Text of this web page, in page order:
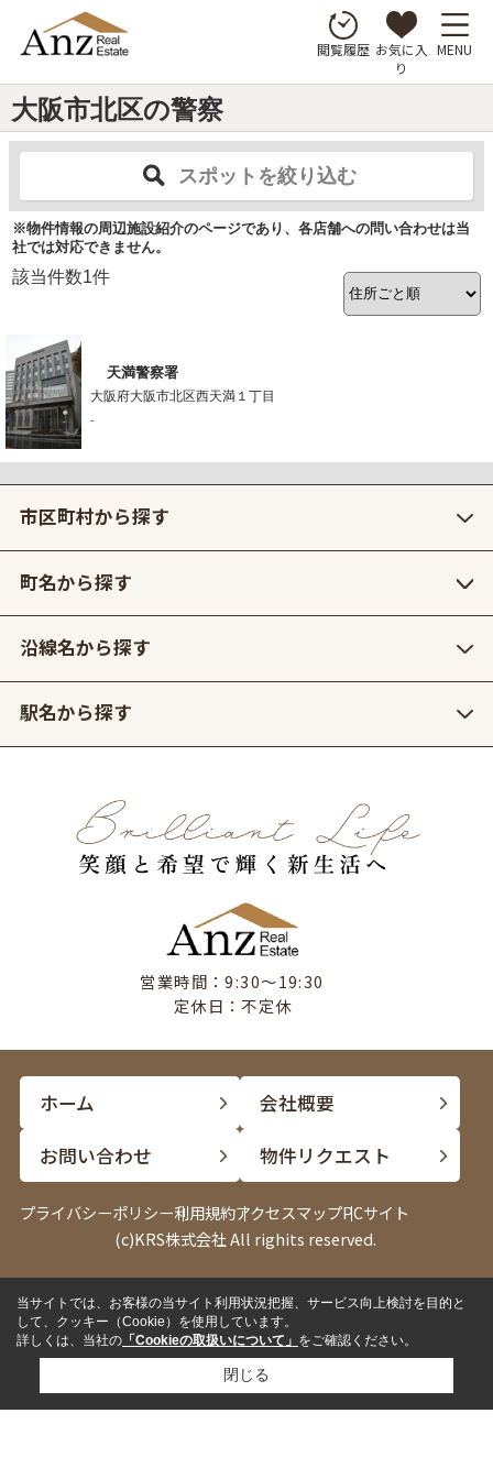
閲覧履歴 お気に入
り
MENU
大阪市北区の警察
スポットを絞り込む
※物件情報の周辺施設紹介のページであり、各店舗への問い合わせは当
社では対応できません。
該当件数1件
天満警察署
大阪府大阪市北区西天満１丁目
-
市区町村から探す
町名から探す
沿線名から探す
駅名から探す
営業時間：9:30〜19:30
定休日：不定休
ホーム
会社概要
お問い合わせ
物件リクエスト
プライバシーポリシー利用規約アクセスマップPCサイト
(c)KRS株式会社 All righits reserved.
当サイトでは、お客様の当サイト利用状況把握、サービス向上検討を目的と
して、クッキー（Cookie）を使用しています。
詳しくは、当社の 「Cookieの取扱いについて」 をご確認ください。
閉じる